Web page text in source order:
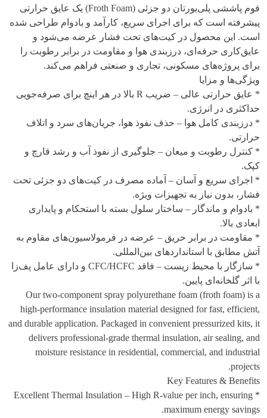
فوم پاششی پلی‌یورتان دو جزئی (Froth Foam) یک عایق حرارتی
پیشرفته است که برای اجرای سریع، کارآمد و بادوام طراحی شده
است. این محصول در کیت‌های تحت فشار عرضه می‌شود و
عایق‌کاری حرفه‌ای، درزبندی هوا و مقاومت در برابر رطوبت را
برای پروژه‌های مسکونی، تجاری و صنعتی فراهم می‌کند.
ویژگی‌ها و مزایا
* عایق حرارتی عالی – ضریب R بالا در هر اینچ برای صرفه‌جویی
حداکثری در انرژی.
* درزبندی کامل هوا – حذف نفوذ هوا، جریان‌های سرد و اتلاف
حرارتی.
* کنترل رطوبت و میعان – جلوگیری از نفوذ آب و رشد قارچ و
کپک.
* اجرای سریع و آسان – آماده مصرف در کیت‌های دو جزئی تحت
فشار، بدون نیاز به تجهیزات ویژه.
* بادوام و ماندگار – ساختار سلول بسته با استحکام و پایداری
ابعادی بالا.
* مقاومت در برابر حریق – عرضه در فرمولاسیون‌های مقاوم به
آتش مطابق با استانداردهای بین‌المللی.
* سازگار با محیط زیست – فاقد CFC/HCFC و دارای عامل پف‌زا
با اثر گلخانه‌ای پایین.
Our two-component spray polyurethane foam (froth foam) is a
high-performance insulation material designed for fast, efficient,
and durable application. Packaged in convenient pressurized kits, it
delivers professional-grade thermal insulation, air sealing, and
moisture resistance in residential, commercial, and industrial
projects.
Key Features & Benefits
* Excellent Thermal Insulation – High R-value per inch, ensuring
maximum energy savings.